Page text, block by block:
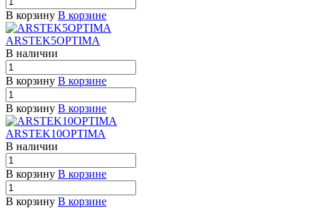
В корзину В корзине
ARSTEK5OPTIMA
В наличии
В корзину В корзине
В корзину В корзине
ARSTEK10OPTIMA
В наличии
В корзину В корзине
В корзину В корзине